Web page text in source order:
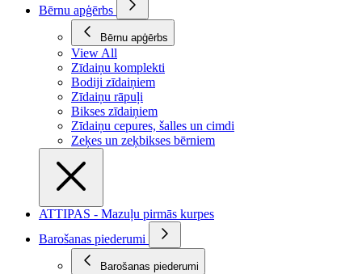
Bērnu apģērbs
Bērnu apģērbs
View All
Zīdaiņu komplekti
Bodiji zīdaiņiem
Zīdaiņu rāpuļi
Bikses zīdaiņiem
Zīdaiņu cepures, šalles un cimdi
Zeķes un zeķbikses bērniem
ATTIPAS - Mazuļu pirmās kurpes
Barošanas piederumi
Barošanas piederumi